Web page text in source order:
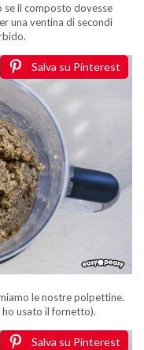
se il composto dovesse
una ventina di secondi
Salva su Pinterest
le nostre polpettine.
ho usato il fornetto).
Salva su Pinterest